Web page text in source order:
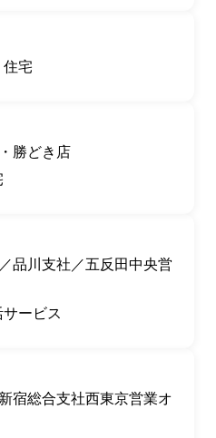
住宅
勝どき店
品川支社／五反田中央営
サービス
宿総合支社西東京営業オ